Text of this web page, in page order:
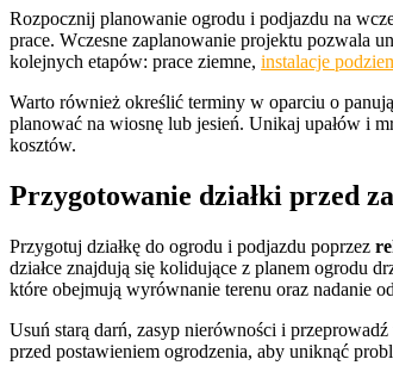
Rozpocznij planowanie ogrodu i podjazdu na
prace. Wczesne zaplanowanie projektu pozwala
kolejnych etapów: prace ziemne, instalacje
Warto również określić terminy w oparciu o
planować na wiosnę lub jesień. Unikaj upałów i
kosztów.
Przygotowanie działki przed
Przygotuj działkę do ogrodu i podjazdu poprzez
działce znajdują się kolidujące z planem ogrodu
które obejmują wyrównanie terenu oraz nadanie
Usuń starą darń, zasyp nierówności i
przed postawieniem ogrodzenia, aby uniknąć